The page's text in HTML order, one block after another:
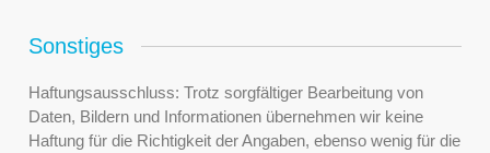
Sonstiges
Haftungsausschluss: Trotz sorgfältiger Bearbeitung von
Daten, Bildern und Informationen übernehmen wir keine
Haftung für die Richtigkeit der Angaben, ebenso wenig für die